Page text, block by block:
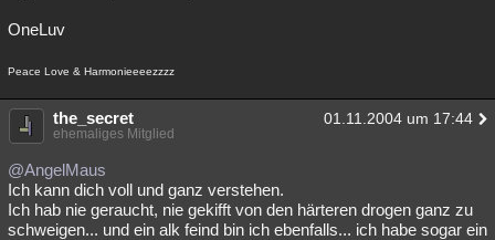
OneLuv
Peace Love & Harmonieeeezzzz
the_secret 01.11.2004 um 17:44
ehemaliges Mitglied
@AngelMaus
Ich kann dich voll und ganz verstehen.
Ich hab nie geraucht, nie gekifft von den härteren drogen ganz zu
schweigen... und ein alk feind bin ich ebenfalls... ich habe sogar ein